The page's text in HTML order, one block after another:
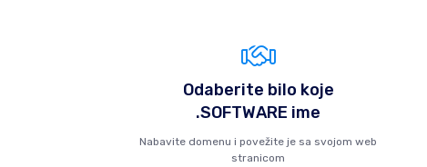
Odaberite bilo koje
.SOFTWARE ime
Nabavite domenu i povežite je sa svojom web
stranicom